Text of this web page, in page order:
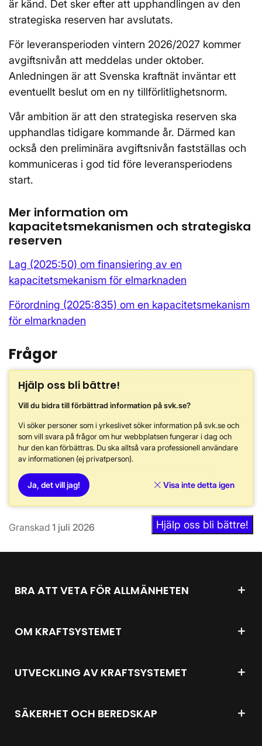
är känd. Det sker efter att upphandlingen av den
strategiska reserven har avslutats.
För leveransperioden vintern 2026/2027 kommer
avgiftsnivån att meddelas under oktober.
Anledningen är att Svenska kraftnät inväntar ett
eventuellt beslut om en ny tillförlitlighetsnorm.
Vår ambition är att den strategiska reserven ska
upphandlas tidigare kommande år. Därmed kan
också den preliminära avgiftsnivån fastställas och
kommuniceras i god tid före leveransperiodens
start.
Mer information om
kapacitetsmekanismen och strategiska
reserven
Lag (2025:50) om finansiering av en
kapacitetsmekanism för elmarknaden
Förordning (2025:835) om en kapacitetsmekanism
för elmarknaden
Frågor
Vid frågor om avgifter för balansansvariga parter,
kontakta
Vid frågor om strategiska reserven/tilläggsavgiften
kontaktastrategiskreserv@svk.se
parter
Granskad 1 juli 2026
Hjälp oss bli bättre!
Vill du bidra till förbättrad information på svk.se?
Vi söker personer som i yrkeslivet söker information på svk.se och
som vill svara på frågor om hur webbplatsen fungerar i dag och
hur den kan förbättras. Du ska alltså vara professionell användare
av informationen (ej privatperson).
Ja, det vill jag! Visa inte detta igen
Hjälp oss bli bättre!
BRA ATT VETA FÖR ALLMÄNHETEN
OM KRAFTSYSTEMET
UTVECKLING AV KRAFTSYSTEMET
SÄKERHET OCH BEREDSKAP